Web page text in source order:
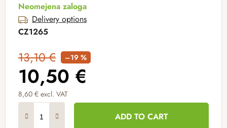
Neomejena zaloga
Delivery options
CZ1265
13,10 € –19 %
10,50 €
8,60 € excl. VAT
ADD TO CART